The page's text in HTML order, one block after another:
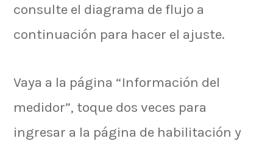
consulte el diagrama de flujo a
continuación para hacer el ajuste.
Vaya a la página “Información del
medidor”, toque dos veces para
ingresar a la página de habilitación y